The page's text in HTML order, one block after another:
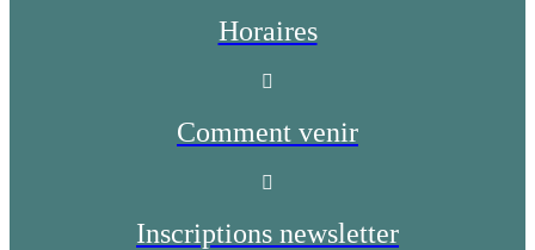
Horaires
Comment venir
Inscriptions newsletter